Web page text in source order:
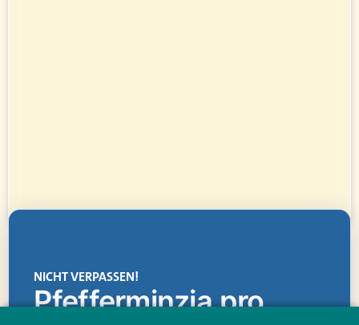
NICHT VERPASSEN!
Pfefferminzia.pro